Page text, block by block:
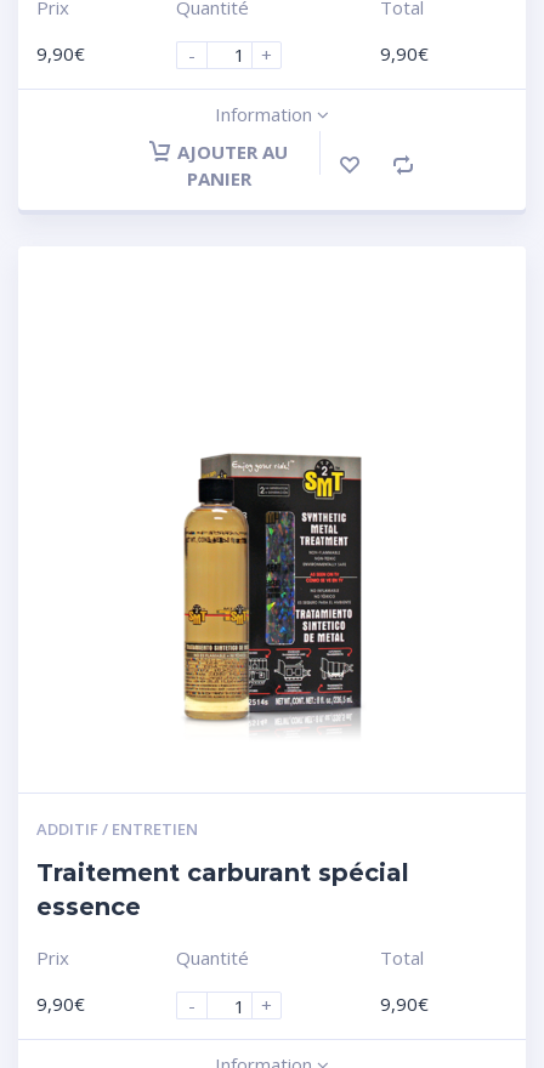
Prix
9,90€
Quantité
-
+
Total
9,90€
Information
AJOUTER AU
PANIER
ADDITIF / ENTRETIEN
Traitement carburant spécial
essence
Prix
9,90€
Quantité
-
+
Total
9,90€